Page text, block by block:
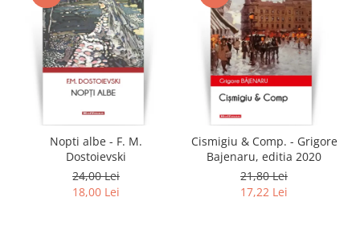
Nopti albe - F. M.
Dostoievski
24,00 Lei
18,00 Lei
Cismigiu & Comp. - Grigore
Bajenaru, editia 2020
21,80 Lei
17,22 Lei